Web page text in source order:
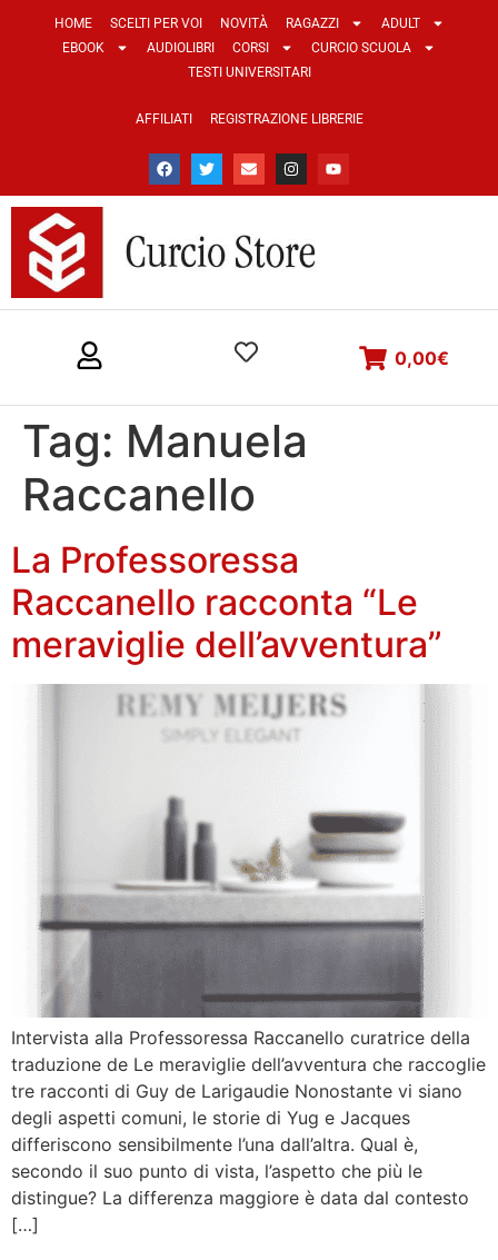
HOME SCELTI PER VOI NOVITÀ RAGAZZI
ADULT
EBOOK
AUDIOLIBRI CORSI
CURCIO SCUOLA
TESTI UNIVERSITARI
AFFILIATI REGISTRAZIONE LIBRERIE
0,00€
Tag: Manuela
Raccanello
La Professoressa
Raccanello racconta “Le
meraviglie dell’avventura”
Intervista alla Professoressa Raccanello curatrice della
traduzione de Le meraviglie dell’avventura che raccoglie
tre racconti di Guy de Larigaudie Nonostante vi siano
degli aspetti comuni, le storie di Yug e Jacques
differiscono sensibilmente l’una dall’altra. Qual è,
secondo il suo punto di vista, l’aspetto che più le
distingue? La differenza maggiore è data dal contesto
[…]